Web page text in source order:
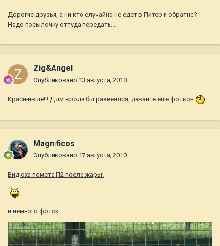
Дорогие друзья, а ни кто случайно не едет в Питер и обратно?
Надо посылочку оттуда передать....
Zig&Angel
Опубликовано 13 августа, 2010
Краси-ивые!!! Дым вроде бы развеялся, давайте еще фотков
Magnificos
Опубликовано 17 августа, 2010
Видюха помета П2 после жары!
и немного фоток